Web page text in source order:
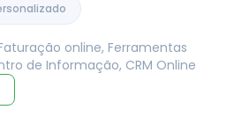
online, Ferramentas
de Informação, CRM Online